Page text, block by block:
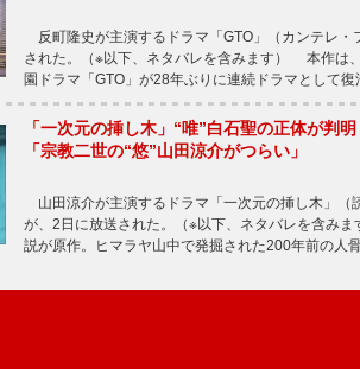
反町隆史が主演するドラマ「GTO」（カンテレ・
された。（※以下、ネタバレを含みます） 本作は
園ドラマ「GTO」が28年ぶりに連続ドラマとして
「一次元の挿し木」“唯”白石聖の正体が判
「宗教二世の“悠”山田涼介がつらい」
山田涼介が主演するドラマ「一次元の挿し木」（
が、2日に放送された。（※以下、ネタバレを含み
説が原作。ヒマラヤ山中で発掘された200年前の人